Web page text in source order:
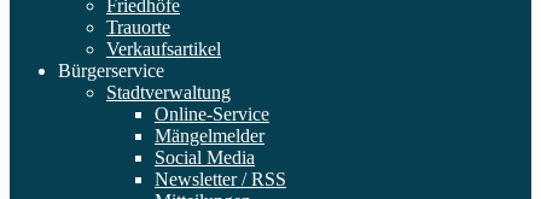
Friedhöfe
Trauorte
Verkaufsartikel
Bürgerservice
Stadtverwaltung
Online-Service
Mängelmelder
Social Media
Newsletter / RSS